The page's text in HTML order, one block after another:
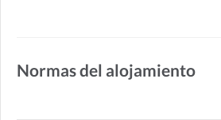
Normas del alojamiento